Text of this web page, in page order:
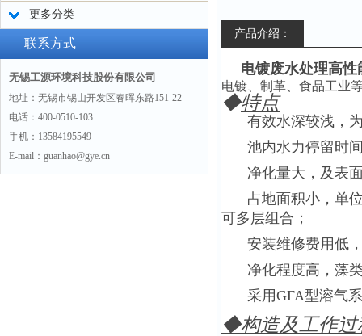
更多分类
联系方式
无锡工源环境科技股份有限公司
地址：无锡市锡山开发区春晖东路151-22
电话：400-0510-103
手机：13584195549
E-mail：guanhao@gye.cn
产品介绍：
电镀废水处理高
电镀、制革、食品工业
◆特点
有效水深较浅，
池内水力停留时
净化量大，及表
占地面积小，单
可多层组合；
安装维修费用低
净化程度高，藻
采用GFA型溶气
◆构造及工作过